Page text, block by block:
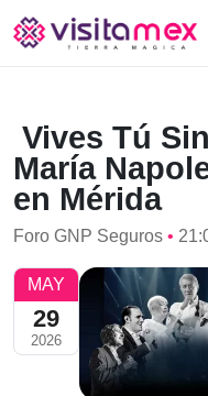
Vives Tú
María
en Mérida
Foro GNP Seguros •
MAY
29
2026